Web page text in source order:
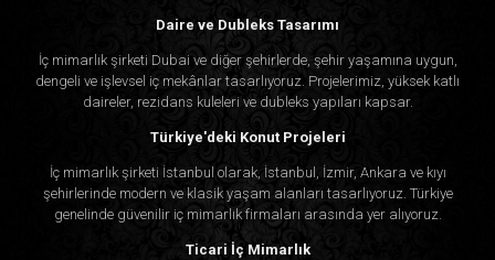
Daire ve Dubleks Tasarımı
İç mimarlık şirketi Dubai ve diğer şehirlerde, şehir yaşamına uygun,
dengeli ve işlevsel iç mekânlar tasarlıyoruz. Projelerimiz, yüksek katlı
daireler, rezidans kuleleri ve dubleks yapıları kapsar.
Türkiye'deki Konut Projeleri
İç mimarlık şirketi İstanbul olarak, İstanbul, İzmir, Ankara ve kıyı
şehirlerinde modern ve klasik yaşam alanları tasarlıyoruz. Türkiye
genelinde güvenilir iç mimarlık firmaları arasında yer alıyoruz.
Ticari İç Mimarlık